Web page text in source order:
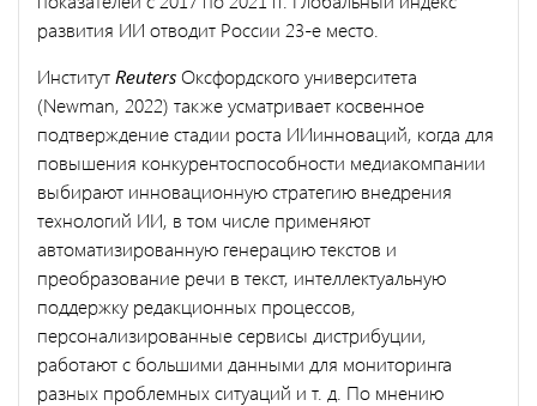
развития ИИ отводит России 23-е место.
ИнститутReutersОксфордского университета
(Newman, 2022) также усматривает косвенное
подтверждение стадии роста ИИинноваций, когда для
повышения конкурентоспособности медиакомпании
выбирают инновационную стратегию внедрения
технологий ИИ, в том числе применяют
автоматизированную генерацию текстов и
преобразование речи в текст, интеллектуальную
поддержку редакционных процессов,
персонализированные сервисы дистрибуции,
работают с большими данными для мониторинга
разных проблемных ситуаций и т. д. По мнению